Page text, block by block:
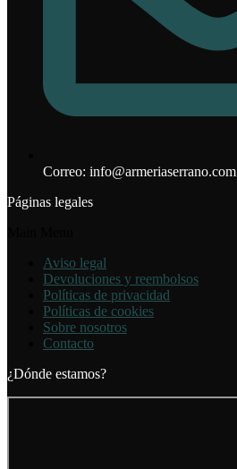
Correo: info@armeriaserrano.com
Páginas legales
Aviso legal
Devoluciones y reembolsos
Políticas de privacidad
Políticas de cookies
Sobre nosotros
Contacto
¿Dónde estamos?